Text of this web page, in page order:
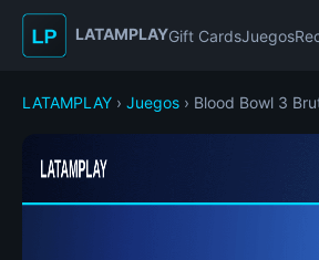
LATAMPLAYGift CardsJuegos
LATAMPLAY › Juegos › Blood Bowl 3